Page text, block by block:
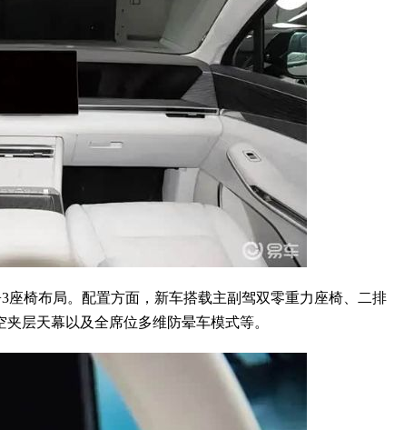
椅布局。配置方面，新车搭载主副驾双零重力座椅、二排
层天幕以及全席位多维防晕车模式等。